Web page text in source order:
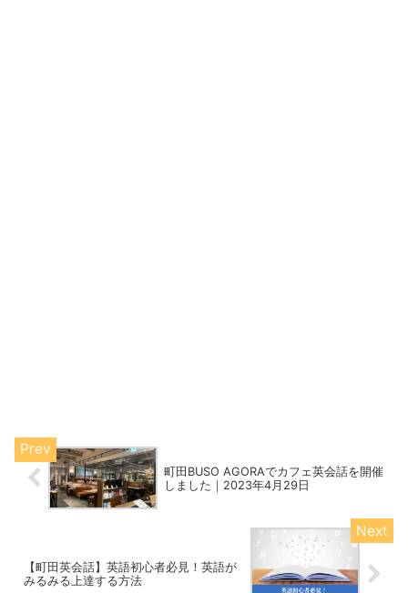
町田BUSO AGORAでカフェ英会話を開催
しました｜2023年4月29日
【町田英会話】英語初心者必見！英語が
みるみる上達する方法